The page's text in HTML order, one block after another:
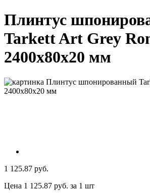
Плинтус
Tarkett Art Grey
2400х80х20 мм
1 125.87 руб.
Цена 1 125.87 руб. за 1 шт